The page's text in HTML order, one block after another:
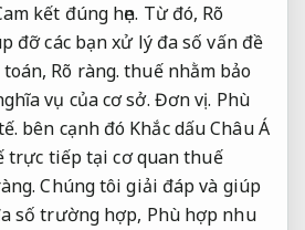
kết đúng hẹn. Từ đó, Rõ
đỡ các bạn xử lý đa số vấn đề
Rõ ràng. thuế nhằm bảo
vụ của cơ sở. Đơn vị. Phù
bên cạnh đó Khắc dấu Châu Á
trực tiếp tại cơ quan thuế
Chúng tôi giải đáp và giúp
số trường hợp, Phù hợp nhu